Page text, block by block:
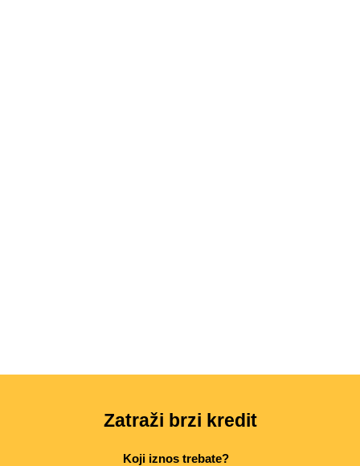
Zatraži brzi kredit
Koji iznos trebate?